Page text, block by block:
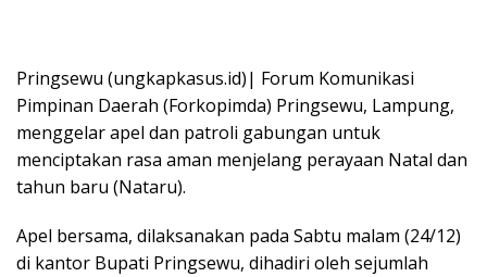
Pringsewu (ungkapkasus.id)| Forum Komunikasi
Pimpinan Daerah (Forkopimda) Pringsewu, Lampung,
menggelar apel dan patroli gabungan untuk
menciptakan rasa aman menjelang perayaan Natal dan
tahun baru (Nataru).
Apel bersama, dilaksanakan pada Sabtu malam (24/12)
di kantor Bupati Pringsewu, dihadiri oleh sejumlah